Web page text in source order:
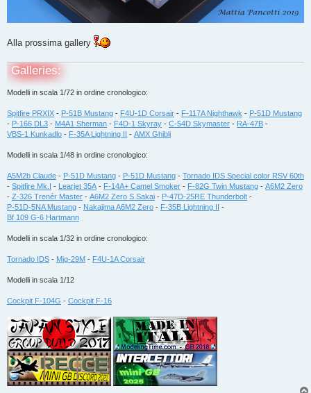
Alla prossima gallery
Galleries:
Modelli in scala 1/72 in ordine cronologico:
Spitfire PRXIX - P-51B Mustang - F4U-1D Corsair - F-117A Nighthawk - P-51D Mustang
- P-166 DL3 - M4A1 Sherman - F4D-1 Skyray - C-54D Skymaster - RA-47B -
VBS-1 Kunkadlo - F-35A Lightning II - AMX Ghibli
Modelli in scala 1/48 in ordine cronologico:
A5M2b Claude - P-51D Mustang - P-51D Mustang - Tornado IDS Special color RSV 60th
- Spitfire Mk.I - Learjet 35A - F-14A+ Camel Smoker - F-82G Twin Mustang - A6M2 Zero
- Z-326 Trenér Master - A6M2 Zero S.Sakai - P-47D-25RE Thunderbolt -
P-51D-5NA Mustang - Nakajima A6M2 Zero - F-35B Lightning II -
Bf 109 G-6 Hartmann
Modelli in scala 1/32 in ordine cronologico:
Tornado IDS - Mig-29M - F4U-1A Corsair
Modelli in scala 1/12
Cockpit F-104G - Cockpit F-16